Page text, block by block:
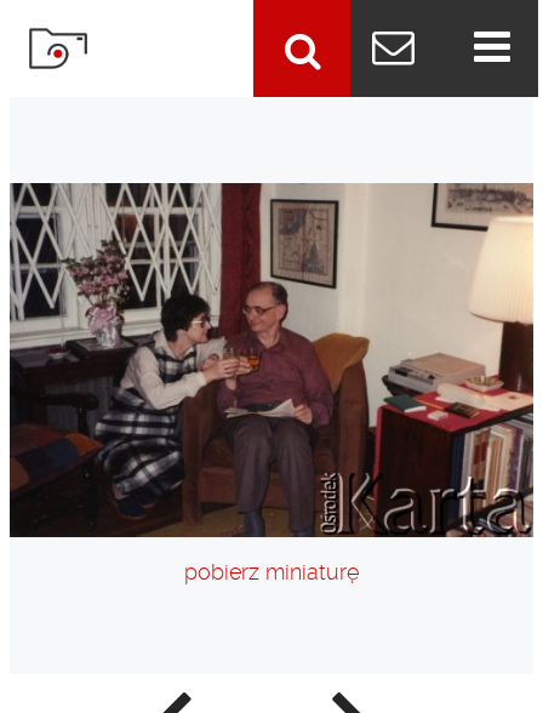
Poprzednie
Następne
pobierz miniaturę